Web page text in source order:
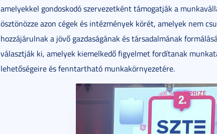
amelyekkel gondoskodó szervezetként támogatják a
ösztönözze azon cégek és intézmények körét, amelyek nem
hozzájárulnak a jövő gazdaságának és társadalmának
választják ki, amelyek kiemelkedő figyelmet fordítanak
lehetőségeire és fenntartható munkakörnyezetére.